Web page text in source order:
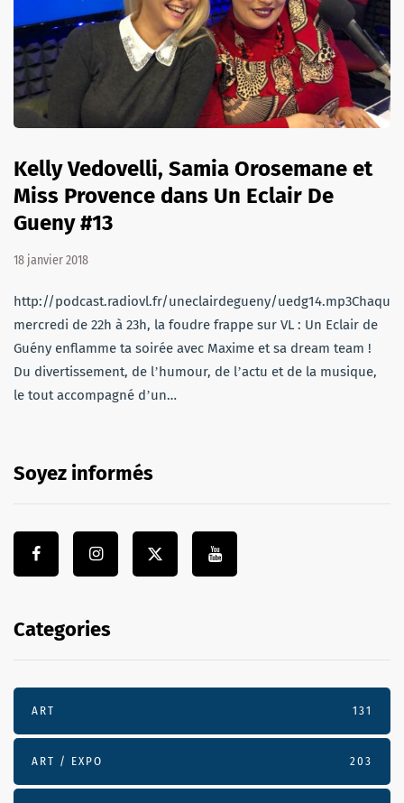
Kelly Vedovelli, Samia Orosemane et
Miss Provence dans Un Eclair De
Gueny #13
18 janvier 2018
http://podcast.radiovl.fr/uneclairdegueny/uedg14.mp3Chaque
mercredi de 22h à 23h, la foudre frappe sur VL : Un Eclair de
Guény enflamme ta soirée avec Maxime et sa dream team !
Du divertissement, de lʼhumour, de lʼactu et de la musique,
le tout accompagné dʼun…
Soyez informés
Categories
ART 131
ART / EXPO 203